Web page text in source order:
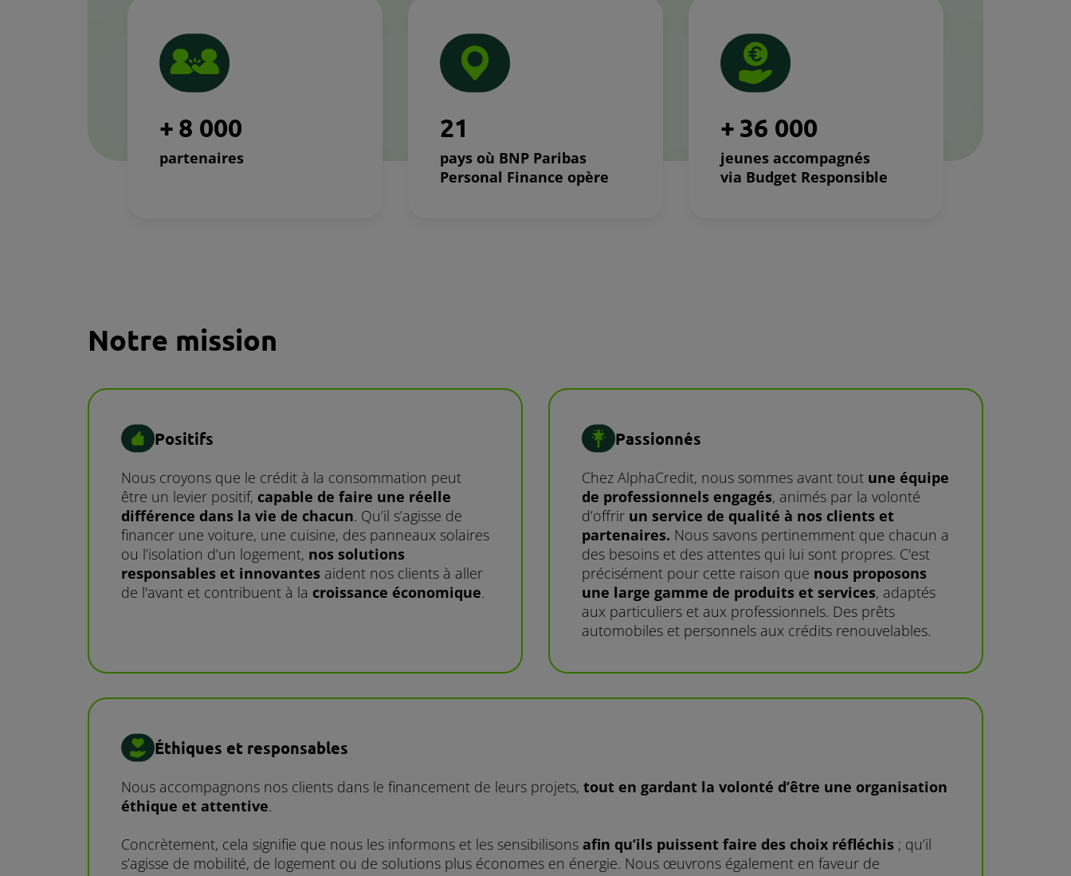
+ 8 000
partenaires
21
pays où BNP Paribas
Personal Finance opère
+ 36 000
jeunes accompagnés
via Budget Responsible
Notre mission
Positifs
Nous croyons que le crédit à la consommation peut
être un levier positif, capable de faire une réelle
différence dans la vie de chacun. Qu’il s’agisse de
financer une voiture, une cuisine, des panneaux solaires
ou l’isolation d’un logement, nos solutions
responsables et innovantes aident nos clients à aller
de l'avant et contribuent à la croissance économique.
Passionnés
Chez AlphaCredit, nous sommes avant tout une équipe
de professionnels engagés, animés par la volonté
d’offrir un service de qualité à nos clients et
partenaires. Nous savons pertinemment que chacun a
des besoins et des attentes qui lui sont propres. C'est
précisément pour cette raison que nous proposons
une large gamme de produits et services, adaptés
aux particuliers et aux professionnels. Des prêts
automobiles et personnels aux crédits renouvelables.
Éthiques et responsables
Nous accompagnons nos clients dans le financement de leurs projets, tout en gardant la volonté d’être une organisation
éthique et attentive.
Concrètement, cela signifie que nous les informons et les sensibilisons afin qu’ils puissent faire des choix réfléchis ; qu’il
s’agisse de mobilité, de logement ou de solutions plus économes en énergie. Nous œuvrons également en faveur de